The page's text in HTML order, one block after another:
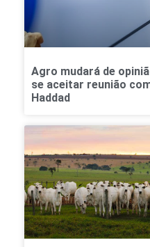
Agro mudará de
se aceitar reunião
Haddad